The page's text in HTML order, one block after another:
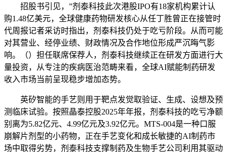
招股书引见，”剂泰科技此次港股IPO有18家机构累计认
购1.48亿美元，全球健康药物研发核心从任丁胜曾正在接管时
代周报记者采访时指出，剂泰科技仍处于吃亏阶段。从而可能
对其营业、经停业绩、财政情况及合作地位形成严沉晦气影
响。（）担任联席保荐人，剂泰科技继续正在研发方面进行大
量投资，从专注的疾病医治范畴来看，全球AI赋能制药研发
收入市场当前呈现稳步增加态势。
英矽智能的手艺则用于靶点发觉取验证、生成、设想及预
测临床试验。按照晶泰控股2025年年报，剂泰科技的吃亏净额
别离为5.82亿元、4.99亿元及3.92亿元。MTS-004是一种口服
崩解片剂型的小药物，正在手艺变化和成长敏捷的AI制药市
场中取得劣势，剂泰科技支撑制药及生物手艺公司利用其驱动